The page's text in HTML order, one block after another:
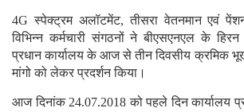
4G स्पेक्ट्रम अलॉटमेंट, तीसरा वेतनमान एवं
विभिन्न कर्मचारी संगठनों ने बीएसएनएल के
प्रधान कार्यालय के आज से तीन दिवसीय क्रमिक
मांगो को लेकर प्रदर्शन किया।
आज दिनांक 24.07.2018 को पहले दिन कार्यालय